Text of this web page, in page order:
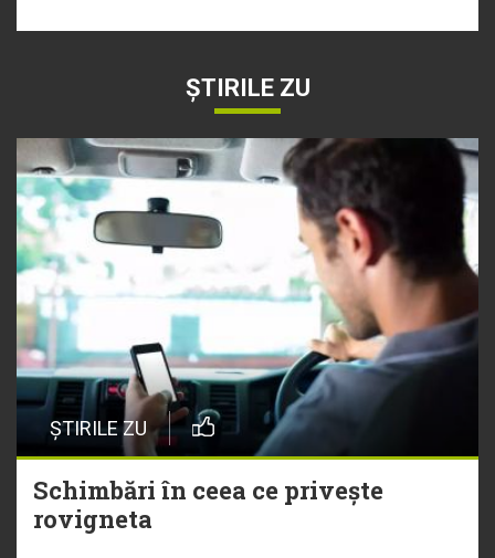
ȘTIRILE ZU
ȘTIRILE ZU
Schimbări în ceea ce privește
rovigneta